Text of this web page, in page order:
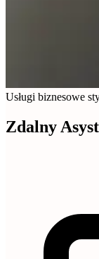
Usługi biznesowe
Zdalny